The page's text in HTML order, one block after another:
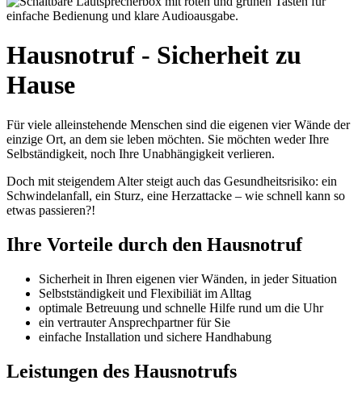
Hausnotruf - Sicherheit zu
Hause
Für viele alleinstehende Menschen sind die eigenen vier Wände der
einzige Ort, an dem sie leben möchten. Sie möchten weder Ihre
Selbständigkeit, noch Ihre Unabhängigkeit verlieren.
Doch mit steigendem Alter steigt auch das Gesundheitsrisiko: ein
Schwindelanfall, ein Sturz, eine Herzattacke – wie schnell kann so
etwas passieren?!
Ihre Vorteile durch den Hausnotruf
Sicherheit in Ihren eigenen vier Wänden, in jeder Situation
Selbstständigkeit und Flexibiliät im Alltag
optimale Betreuung und schnelle Hilfe rund um die Uhr
ein vertrauter Ansprechpartner für Sie
einfache Installation und sichere Handhabung
Leistungen des Hausnotrufs